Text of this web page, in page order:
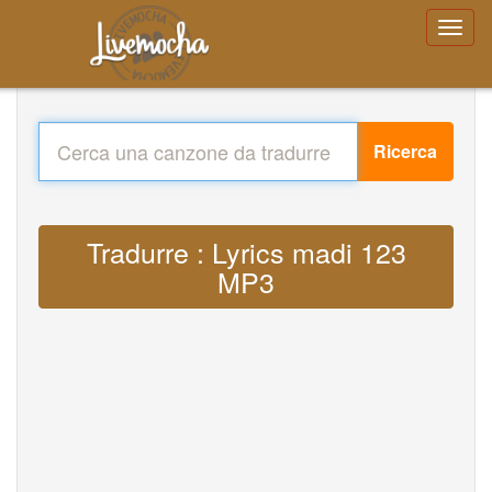
Ricerca
Tradurre : Lyrics madi 123
MP3